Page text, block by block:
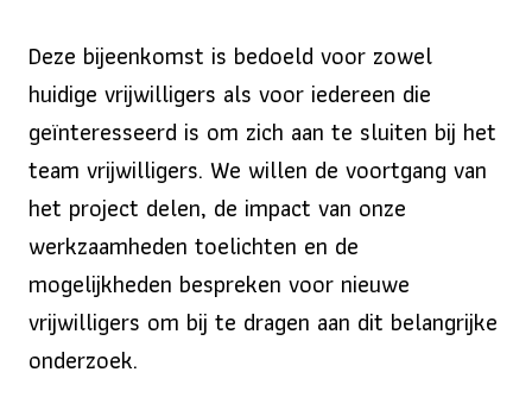
Deze bijeenkomst is bedoeld voor zowel
huidige vrijwilligers als voor iedereen die
geïnteresseerd is om zich aan te sluiten bij het
team vrijwilligers. We willen de voortgang van
het project delen, de impact van onze
werkzaamheden toelichten en de
mogelijkheden bespreken voor nieuwe
vrijwilligers om bij te dragen aan dit belangrijke
onderzoek.